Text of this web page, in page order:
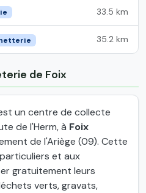
33.5 km
35.2 km
de Foix
un centre de collecte
de l'Herm, à Foix
de l'Ariège (09). Cette
et aux
gratuitement leurs
verts, gravats,